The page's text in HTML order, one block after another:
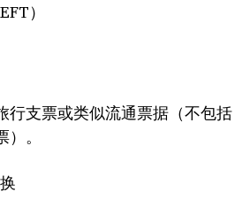
）
行支票或类似流通票据（不包括
。